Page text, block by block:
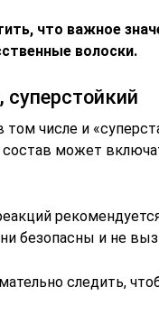
что важное
волоски.
числе и
может
безопасны и не
следить,